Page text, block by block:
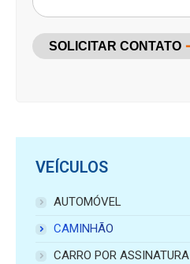
SOLICITAR CONTATO
VEÍCULOS
AUTOMÓVEL
CAMINHÃO
CARRO POR ASSINATURA